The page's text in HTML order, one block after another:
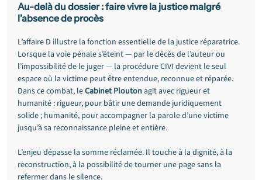
Au-delà du dossier : faire vivre la justice malgré
l’absence de procès
L’affaire D illustre la fonction essentielle de la justice réparatrice.
Lorsque la voie pénale s’éteint — par le décès de l’auteur ou
l’impossibilité de le juger — la procédure CIVI devient le seul
espace où la victime peut être entendue, reconnue et réparée.
Dans ce combat, le Cabinet Plouton agit avec rigueur et
humanité : rigueur, pour bâtir une demande juridiquement
solide ; humanité, pour accompagner la parole d’une victime
jusqu’à sa reconnaissance pleine et entière.
L’enjeu dépasse la somme réclamée. Il touche à la dignité, à la
reconstruction, à la possibilité de tourner une page sans la
refermer dans le silence.